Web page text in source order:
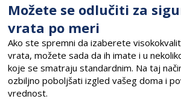
Možete se odlučiti za
vrata po meri
Ako ste spremni da izaberete
vrata, možete sada da ih imate i u
koje se smatraju standardnim. Na taj
ozbiljno poboljšati izgled vašeg doma i
vrednost.